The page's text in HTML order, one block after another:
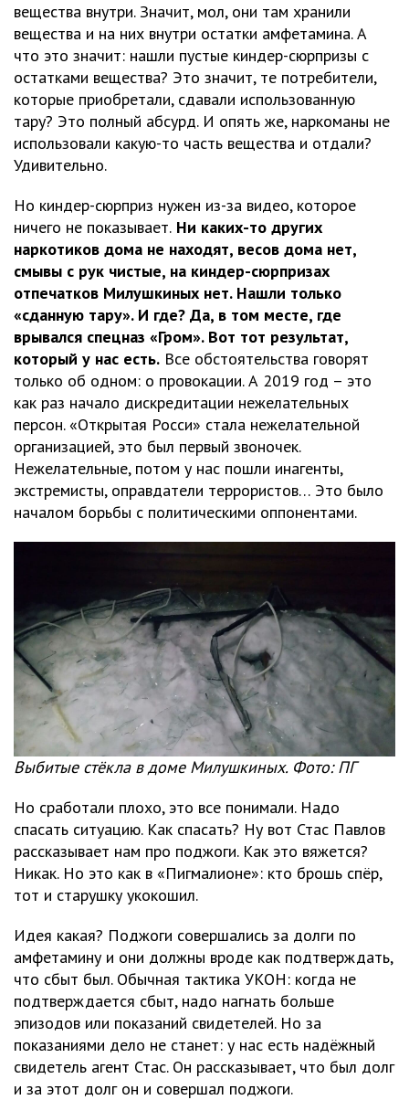
вещества внутри. Значит, мол, они там хранили
вещества и на них внутри остатки амфетамина. А
что это значит: нашли пустые киндер-сюрпризы с
остатками вещества? Это значит, те потребители,
которые приобретали, сдавали использованную
тару? Это полный абсурд. И опять же, наркоманы не
использовали какую-то часть вещества и отдали?
Удивительно.
Но киндер-сюрприз нужен из-за видео, которое
ничего не показывает. Ни каких-то других
наркотиков дома не находят, весов дома нет,
смывы с рук чистые, на киндер-сюрпризах
отпечатков Милушкиных нет. Нашли только
«сданную тару». И где? Да, в том месте, где
врывался спецназ «Гром». Вот тот результат,
который у нас есть. Все обстоятельства говорят
только об одном: о провокации. А 2019 год – это
как раз начало дискредитации нежелательных
персон. «Открытая Росси» стала нежелательной
организацией, это был первый звоночек.
Нежелательные, потом у нас пошли инагенты,
экстремисты, оправдатели террористов… Это было
началом борьбы с политическими оппонентами.
Выбитые стёкла в доме Милушкиных. Фото: ПГ
Но сработали плохо, это все понимали. Надо
спасать ситуацию. Как спасать? Ну вот Стас Павлов
рассказывает нам про поджоги. Как это вяжется?
Никак. Но это как в «Пигмалионе»: кто брошь спёр,
тот и старушку укокошил.
Идея какая? Поджоги совершались за долги по
амфетамину и они должны вроде как подтверждать,
что сбыт был. Обычная тактика УКОН: когда не
подтверждается сбыт, надо нагнать больше
эпизодов или показаний свидетелей. Но за
показаниями дело не станет: у нас есть надёжный
свидетель агент Стас. Он рассказывает, что был долг
и за этот долг он и совершал поджоги.